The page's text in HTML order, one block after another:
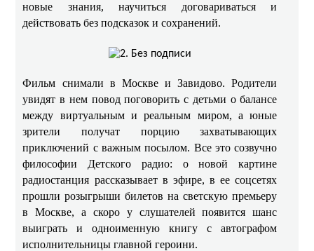
новые знания, научиться договариваться и
действовать без подсказок и сохранений.
Фильм снимали в Москве и Завидово. Родители
увидят в нем повод поговорить с детьми о балансе
между виртуальным и реальным миром, а юные
зрители получат порцию захватывающих
приключений с важным посылом. Все это созвучно
философии Детского радио: о новой картине
радиостанция рассказывает в эфире, в ее соцсетях
прошли розыгрыши билетов на светскую премьеру
в Москве, а скоро у слушателей появится шанс
выиграть и одноименную книгу с автографом
исполнительницы главной героини.